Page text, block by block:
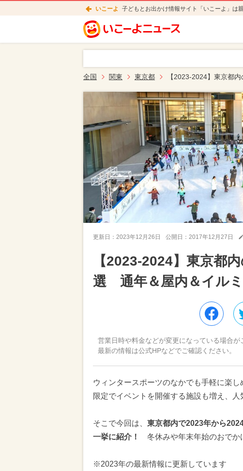
いこーよ 子どもとお出かけ情報サイト「いこーよ」は
全国 関東 東京都 【2023-2024】東京都
更新日： 2023年12月26日 公開日： 2017年12月27日
【2023-2024】東京都
選 通年＆屋内＆イルミ
営業日時や料金などが変更になっている場合が
最新の情報は公式HPなどでご確認ください。
ウィンタースポーツのなかでも手軽に楽
限定でイベントを開催する施設も増え、人
そこで今回は、 東京都内で2023年から
一挙に紹介！
冬休みや年末年始のおでか
※2023年の最新情報に更新しています